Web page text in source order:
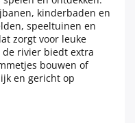
kinderbaden en
speeltuinen en
zorgt voor leuke
rivier biedt extra
bouwen of
en gericht op